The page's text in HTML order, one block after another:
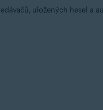
uložených hesel